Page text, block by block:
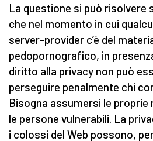
La questione si può risolvere
che nel momento in cui
server-provider c’è del
pedopornografico, in
diritto alla privacy non può
perseguire penalmente chi
Bisogna assumersi le
le persone vulnerabili. La
i colossi del Web possono,